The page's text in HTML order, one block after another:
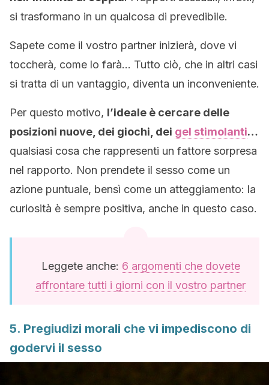
si trasformano in un qualcosa di prevedibile.
Sapete come il vostro partner inizierà, dove vi
toccherà, come lo farà… Tutto ciò, che in altri casi
si tratta di un vantaggio, diventa un inconveniente.
Per questo motivo, l’ideale è cercare delle
posizioni nuove, dei giochi, dei gel stimolanti…
qualsiasi cosa che rappresenti un fattore sorpresa
nel rapporto. Non prendete il sesso come un
azione puntuale, bensì come un atteggiamento: la
curiosità è sempre positiva, anche in questo caso.
Leggete anche: 6 argomenti che dovete
affrontare tutti i giorni con il vostro partner
5. Pregiudizi morali che vi impediscono di
godervi il sesso